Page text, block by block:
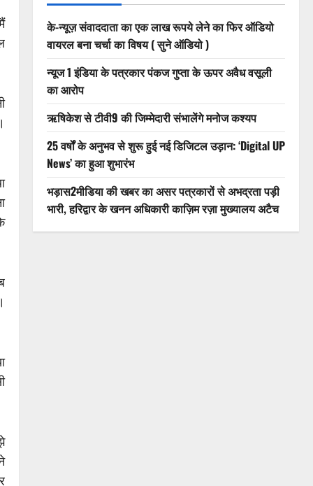
के-न्यूज़ संवाददाता का एक लाख रूपये लेने का फिर ऑडियो
वायरल बना चर्चा का विषय ( सुने ऑडियो )
न्यूज 1 इंडिया के पत्रकार पंकज गुप्ता के ऊपर अवैध वसूली
का आरोप
ऋषिकेश से टीवी9 की जिम्मेदारी संभालेंगे मनोज कश्यप
25 वर्षों के अनुभव से शुरू हुई नई डिजिटल उड़ान: ‘Digital UP
News’ का हुआ शुभारंभ
भड़ास2मीडिया की खबर का असर पत्रकारों से अभद्रता पड़ी
भारी, हरिद्वार के खनन अधिकारी काज़िम रज़ा मुख्यालय अटैच